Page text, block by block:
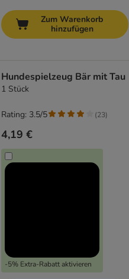
Zum Warenkorb
hinzufügen
Hundespielzeug Bär mit Tau
1 Stück
4,19 €
-5% Extra-Rabatt aktivieren
Rating: 3.5/5 (23)